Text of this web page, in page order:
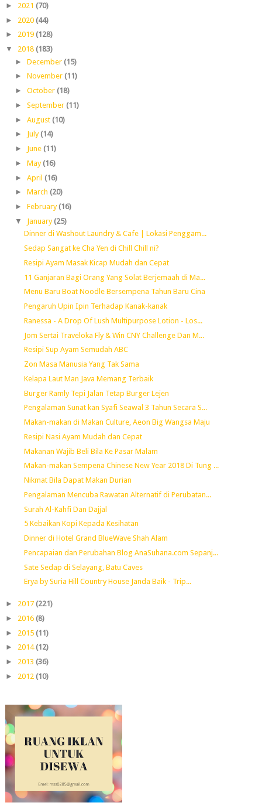
► 2021 (70)
► 2020 (44)
► 2019 (128)
▼ 2018 (183)
► December (15)
► November (11)
► October (18)
► September (11)
► August (10)
► July (14)
► June (11)
► May (16)
► April (16)
► March (20)
► February (16)
▼ January (25)
Dinner di Washout Laundry & Cafe | Lokasi Penggam...
Sedap Sangat ke Cha Yen di Chill Chill ni?
Resipi Ayam Masak Kicap Mudah dan Cepat
11 Ganjaran Bagi Orang Yang Solat Berjemaah di Ma...
Menu Baru Boat Noodle Bersempena Tahun Baru Cina
Pengaruh Upin Ipin Terhadap Kanak-kanak
Ranessa - A Drop Of Lush Multipurpose Lotion - Los...
Jom Sertai Traveloka Fly & Win CNY Challenge Dan M...
Resipi Sup Ayam Semudah ABC
Zon Masa Manusia Yang Tak Sama
Kelapa Laut Man Java Memang Terbaik
Burger Ramly Tepi Jalan Tetap Burger Lejen
Pengalaman Sunat kan Syafi Seawal 3 Tahun Secara S...
Makan-makan di Makan Culture, Aeon Big Wangsa Maju
Resipi Nasi Ayam Mudah dan Cepat
Makanan Wajib Beli Bila Ke Pasar Malam
Makan-makan Sempena Chinese New Year 2018 Di Tung ...
Nikmat Bila Dapat Makan Durian
Pengalaman Mencuba Rawatan Alternatif di Perubatan...
Surah Al-Kahfi Dan Dajjal
5 Kebaikan Kopi Kepada Kesihatan
Dinner di Hotel Grand BlueWave Shah Alam
Pencapaian dan Perubahan Blog AnaSuhana.com Sepanj...
Sate Sedap di Selayang, Batu Caves
Erya by Suria Hill Country House Janda Baik - Trip...
► 2017 (221)
► 2016 (8)
► 2015 (11)
► 2014 (12)
► 2013 (36)
► 2012 (10)